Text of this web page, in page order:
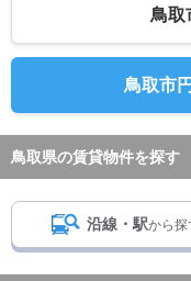
鳥取
鳥取市
鳥取県の賃貸物件を探す
沿線・駅から探